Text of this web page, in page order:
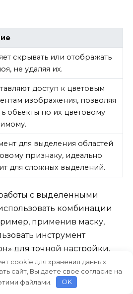
скрывать или отображать
не удаляя их.
доступ к цветовым
изображения, позволяя
объекты по их цветовому
для выделения областей
признаку, идеально
для сложных выделений.
с выделенными
комбинации
применив маску,
инструмент
для точной настройки.
позволяет сузить
делая границы более
Ctrl/Cmd и нажимая
cookie для хранения данных.
сайт, Вы даете свое согласие на
файлами.
OK